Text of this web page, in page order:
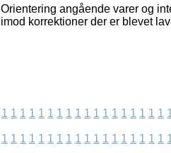
Orientering angående varer og
imod korrektioner der er blevet
1 1 1 1 1 1 1 1 1 1 1 1 1 1 1 1 1 1
1 1 1 1 1 1 1 1 1 1 1 1 1 1 1 1 1 1